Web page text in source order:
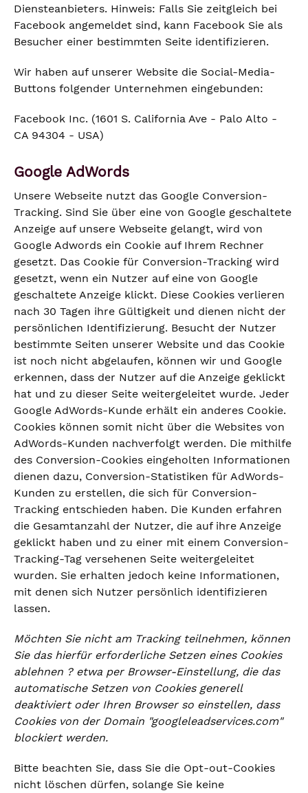
Diensteanbieters. Hinweis: Falls Sie zeitgleich bei
Facebook angemeldet sind, kann Facebook Sie als
Besucher einer bestimmten Seite identifizieren.
Wir haben auf unserer Website die Social-Media-
Buttons folgender Unternehmen eingebunden:
Facebook Inc. (1601 S. California Ave - Palo Alto -
CA 94304 - USA)
Google AdWords
Unsere Webseite nutzt das Google Conversion-
Tracking. Sind Sie über eine von Google geschaltete
Anzeige auf unsere Webseite gelangt, wird von
Google Adwords ein Cookie auf Ihrem Rechner
gesetzt. Das Cookie für Conversion-Tracking wird
gesetzt, wenn ein Nutzer auf eine von Google
geschaltete Anzeige klickt. Diese Cookies verlieren
nach 30 Tagen ihre Gültigkeit und dienen nicht der
persönlichen Identifizierung. Besucht der Nutzer
bestimmte Seiten unserer Website und das Cookie
ist noch nicht abgelaufen, können wir und Google
erkennen, dass der Nutzer auf die Anzeige geklickt
hat und zu dieser Seite weitergeleitet wurde. Jeder
Google AdWords-Kunde erhält ein anderes Cookie.
Cookies können somit nicht über die Websites von
AdWords-Kunden nachverfolgt werden. Die mithilfe
des Conversion-Cookies eingeholten Informationen
dienen dazu, Conversion-Statistiken für AdWords-
Kunden zu erstellen, die sich für Conversion-
Tracking entschieden haben. Die Kunden erfahren
die Gesamtanzahl der Nutzer, die auf ihre Anzeige
geklickt haben und zu einer mit einem Conversion-
Tracking-Tag versehenen Seite weitergeleitet
wurden. Sie erhalten jedoch keine Informationen,
mit denen sich Nutzer persönlich identifizieren
lassen.
Möchten Sie nicht am Tracking teilnehmen, können
Sie das hierfür erforderliche Setzen eines Cookies
ablehnen ? etwa per Browser-Einstellung, die das
automatische Setzen von Cookies generell
deaktiviert oder Ihren Browser so einstellen, dass
Cookies von der Domain "googleleadservices.com"
blockiert werden.
Bitte beachten Sie, dass Sie die Opt-out-Cookies
nicht löschen dürfen, solange Sie keine